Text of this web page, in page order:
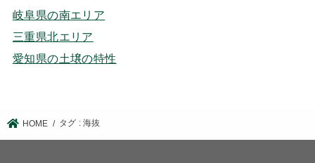
岐阜県の南エリア
三重県北エリア
愛知県の土壌の特性
HOME タグ : 海抜